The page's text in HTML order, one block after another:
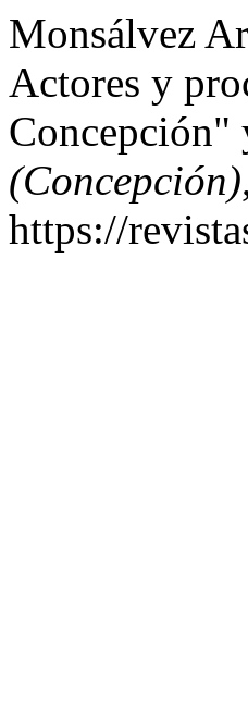
Monsálvez
Actores y
(Concepción)
https://